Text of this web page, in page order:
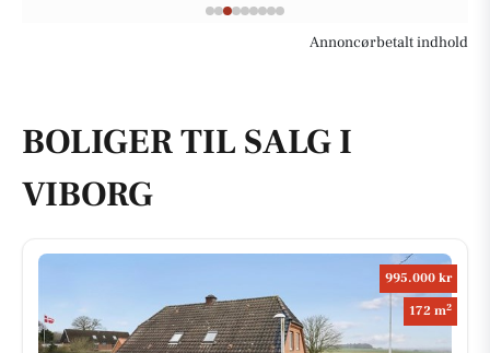
Annoncørbetalt indhold
BOLIGER TIL SALG I
VIBORG
995.000 kr
172 m2